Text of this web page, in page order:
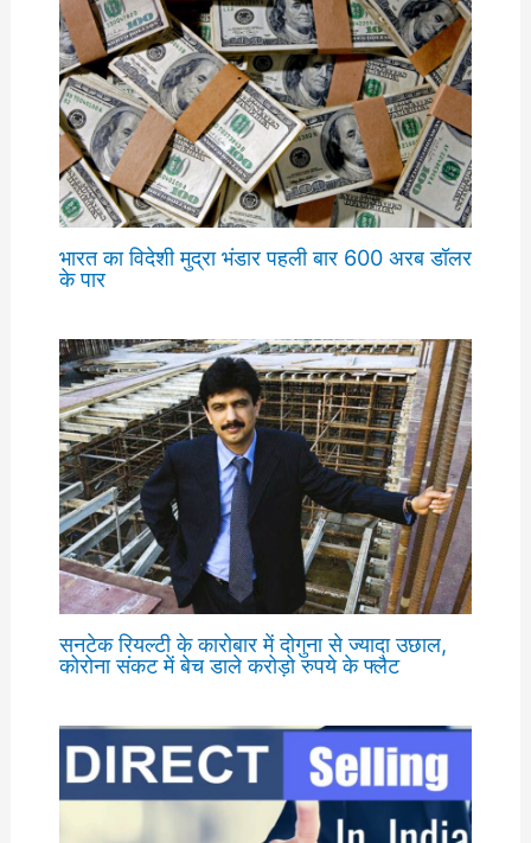
भारत का विदेशी मुद्रा भंडार पहली बार 600 अरब डॉलर
के पार
सनटेक रियल्टी के कारोबार में दोगुना से ज्यादा उछाल,
कोरोना संकट में बेच डाले करोड़ो रुपये के फ्लैट